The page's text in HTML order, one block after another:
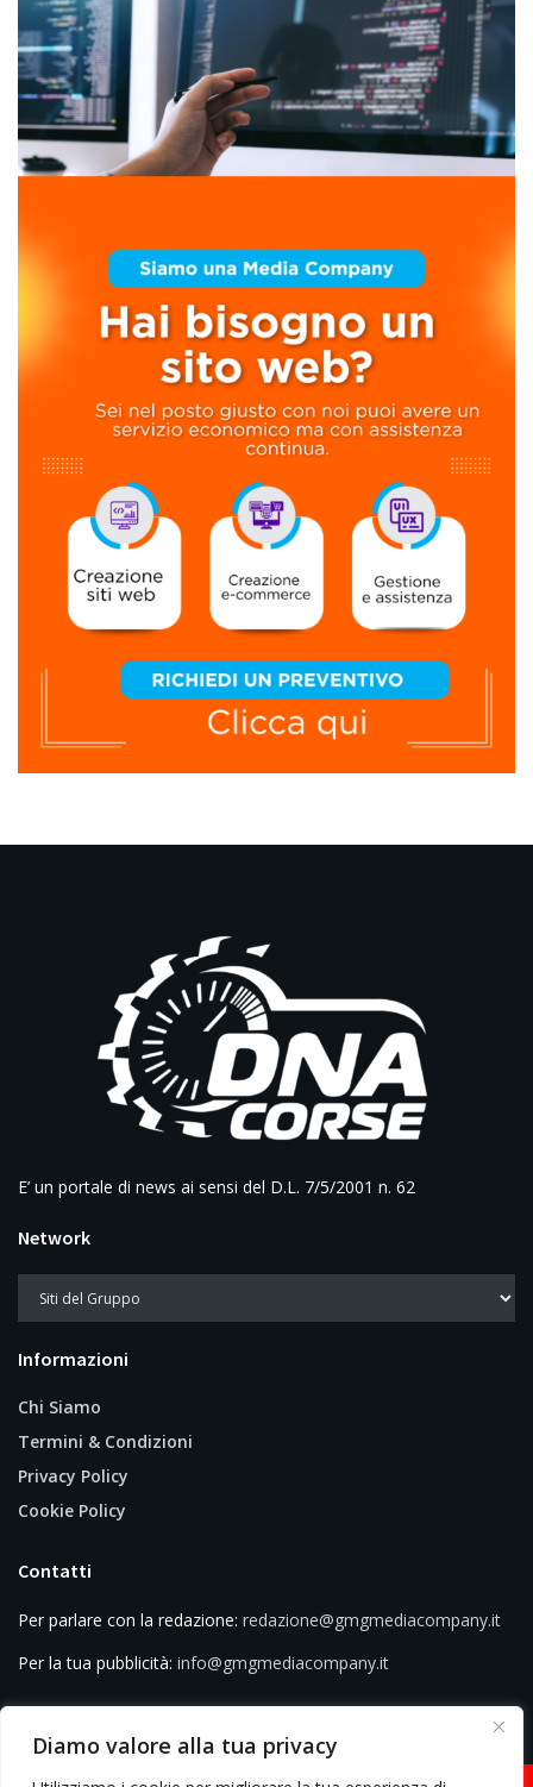
Diamo valore alla tua privacy
E’ un portale di news ai sensi del D.L. 7/5/2001 n. 62
Network
Informazioni
Chi Siamo
Termini & Condizioni
Privacy Policy
Cookie Policy
Contatti
Per parlare con la redazione: redazione@gmgmediacompany.it
Per la tua pubblicità: info@gmgmediacompany.it